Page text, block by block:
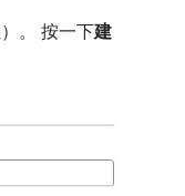
。 按一下​建